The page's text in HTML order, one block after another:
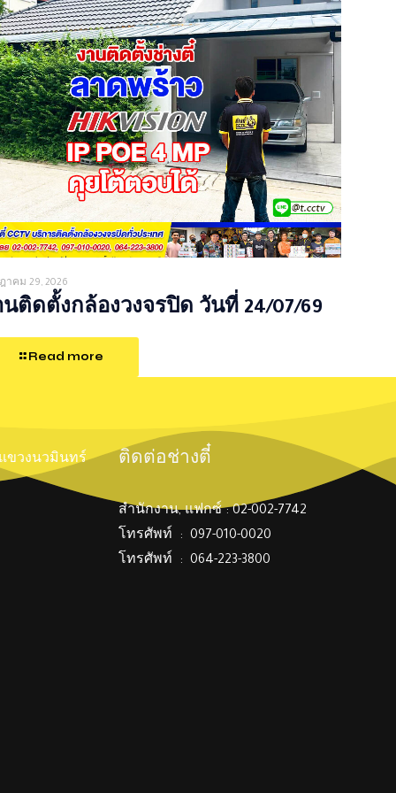
าคม 29, 2026
นติดตั้งกล้องวงจรปิด วันที่ 24/07/69
Read more
แขวงนวมินทร์ ติดต่อช่างตี๋
สำนักงาน, แฟกซ์ : 02-002-7742
โทรศัพท์ : 097-010-0020
โทรศัพท์ : 064-223-3800